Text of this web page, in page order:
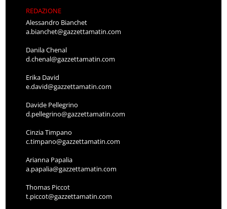
REDAZIONE
Alessandro Bianchet
a.bianchet@gazzettamatin.com
Danila Chenal
d.chenal@gazzettamatin.com
Erika David
e.david@gazzettamatin.com
Davide Pellegrino
d.pellegrino@gazzettamatin.com
Cinzia Timpano
c.timpano@gazzettamatin.com
Arianna Papalia
a.papalia@gazzettamatin.com
Thomas Piccot
t.piccot@gazzettamatin.com